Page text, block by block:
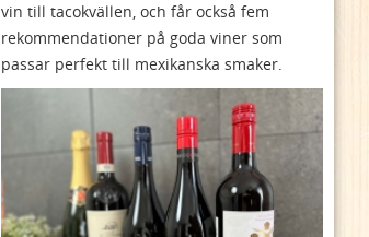
vin till tacokvällen, och får också fem
rekommendationer på goda viner som
passar perfekt till mexikanska smaker.